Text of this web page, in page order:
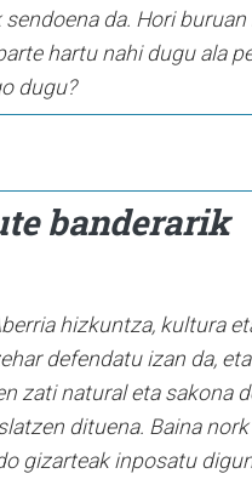
da. Hori
hartu nahi dugu ala
dugu?
banderarik
hizkuntza, kultura
defendatu izan da,
zati natural eta sakona
dituena. Baina
gizarteak inposatu